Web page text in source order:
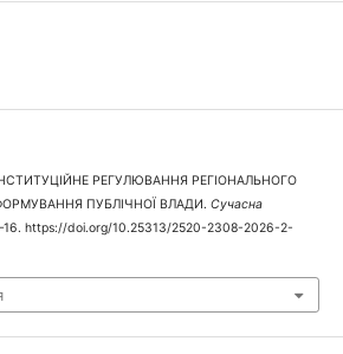
РЕГУЛЮВАННЯ РЕГІОНАЛЬНОГО
ПУБЛІЧНОЇ ВЛАДИ. Сучасна
https://doi.org/10.25313/2520-2308-2026-2-